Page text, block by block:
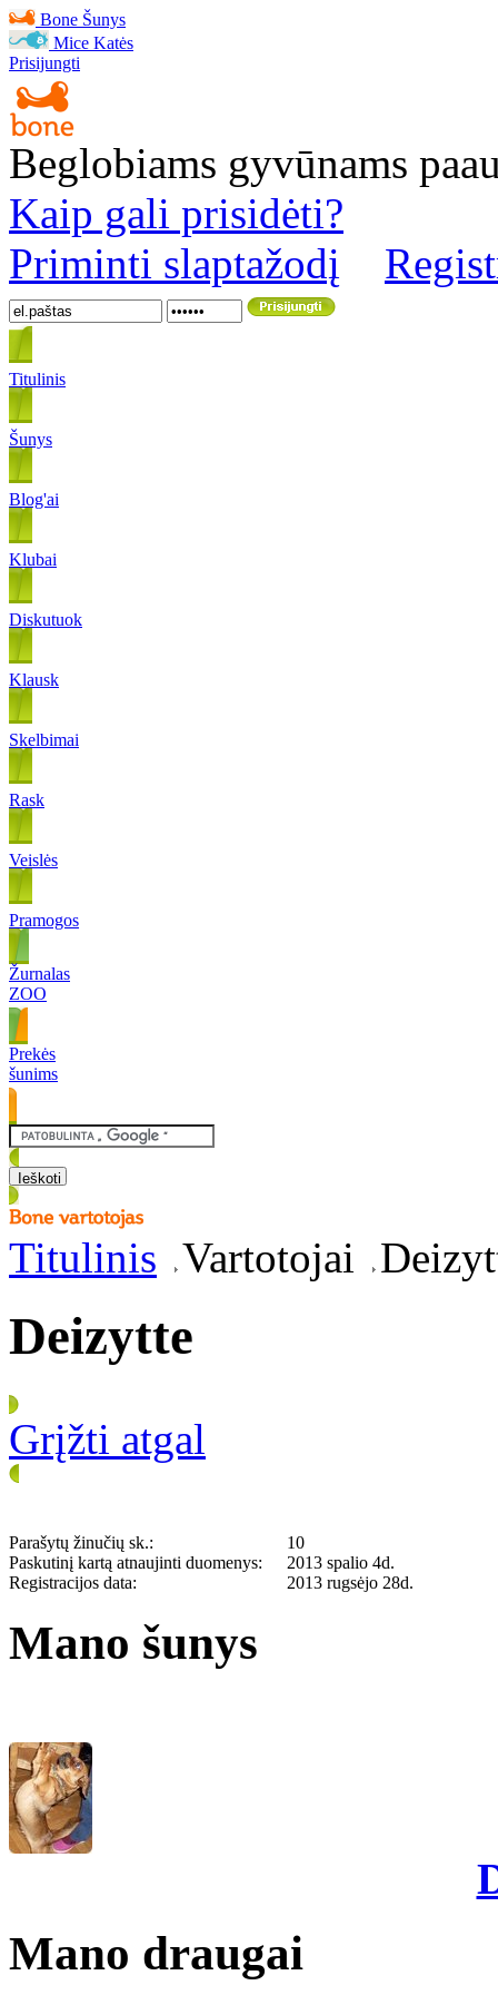
Bone Šunys
Mice Katės
Prisijungti
Beglobiams gyvūnams
Kaip gali prisidėti?
Priminti slaptažodį
Titulinis
Šunys
Blog'ai
Klubai
Diskutuok
Klausk
Skelbimai
Rask
Veislės
Pramogos
Žurnalas
ZOO
Prekės
šunims
Titulinis Vartotojai
Deizytte
Grįžti atgal
Parašytų žinučių sk.:
10
Paskutinį kartą atnaujinti duomenys:
2013 spalio 4d.
Registracijos data:
2013 rugsėjo 28d.
Mano šunys
Mano draugai